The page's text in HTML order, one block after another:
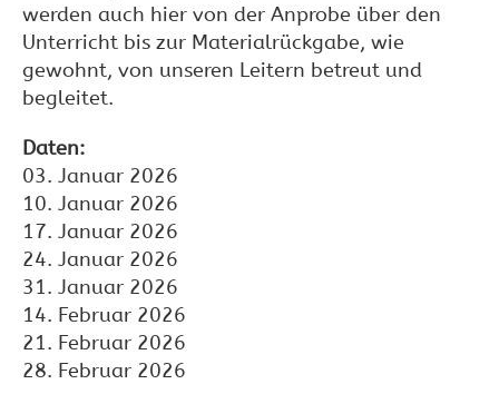
werden auch hier von der Anprobe über den
Unterricht bis zur Materialrückgabe, wie
gewohnt, von unseren Leitern betreut und
begleitet.
Daten:
03. Januar 2026
10. Januar 2026
17. Januar 2026
24. Januar 2026
31. Januar 2026
14. Februar 2026
21. Februar 2026
28. Februar 2026